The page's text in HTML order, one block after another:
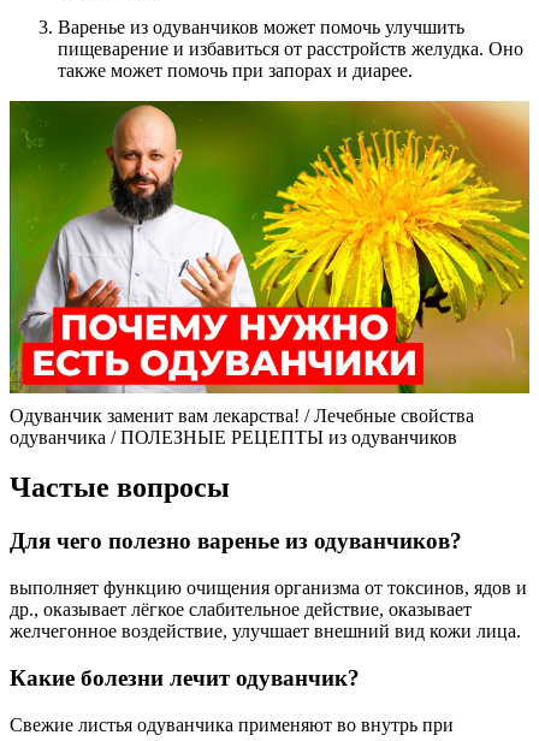
Варенье из одуванчиков может помочь улучшить
пищеварение и избавиться от расстройств желудка. Оно
также может помочь при запорах и диарее.
Одуванчик заменит вам лекарства! / Лечебные свойства
одуванчика / ПОЛЕЗНЫЕ РЕЦЕПТЫ из одуванчиков
Частые вопросы
Для чего полезно варенье из одуванчиков?
выполняет функцию очищения организма от токсинов, ядов и
др., оказывает лёгкое слабительное действие, оказывает
желчегонное воздействие, улучшает внешний вид кожи лица.
Какие болезни лечит одуванчик?
Свежие листья одуванчика применяют во внутрь при